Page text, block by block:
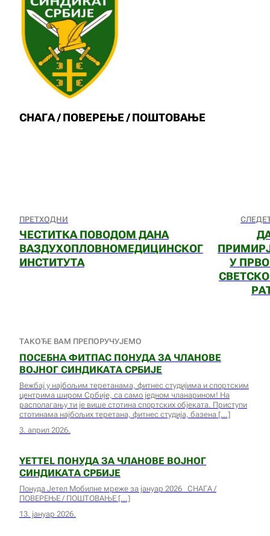
СНАГА / ПОВЕРЕЊЕ / ПОШТОВАЊЕ
ПРЕТХОДНИ
ЧЕСТИТКА ПОВОДОМ ДАНА
ВАЗДУХОПЛОВНОМЕДИЦИНСКОГ
ИНСТИТУТА
У
ТАКОЂЕ ВАМ ПРЕПОРУЧУЈЕМО
ПОСЕБНА ФИТПАС ПОНУДА ЗА ЧЛАНОВЕ
ВОЈНОГ СИНДИКАТА СРБИЈЕ
Вежбај у најбољим теретанама, фитнес студијима и спортским
центрима широм Србије, са само једном чланарином! На
располагању ти је више стотина спортских објеката. Приступи
стотинама најбољих теретана, фитнес студија, базена
3. април 2026.
YETTEL ПОНУДА ЗА ЧЛАНОВЕ ВОЈНОГ
СИНДИКАТА СРБИЈЕ
Понуда Јетел Мобилне мреже за јануар 2026 СНАГА /
ПОВЕРЕЊЕ / ПОШТОВАЊЕ
13. јануар 2026.